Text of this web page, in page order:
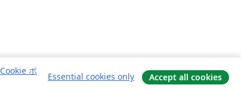
Cookie ポ
Essential cookies only Accept all cookies